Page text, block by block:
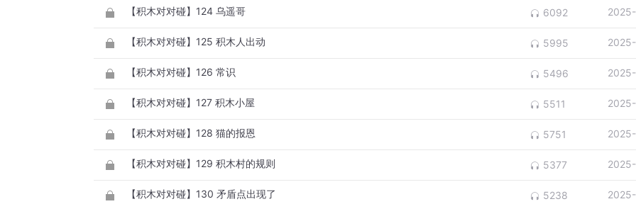
【积木对对碰】124 乌遥哥 6092
【积木对对碰】125 积木人出动 5995
【积木对对碰】126 常识 5496
【积木对对碰】127 积木小屋 5511
【积木对对碰】128 猫的报恩 5751
【积木对对碰】129 积木村的规则 5377
【积木对对碰】130 矛盾点出现了 5238